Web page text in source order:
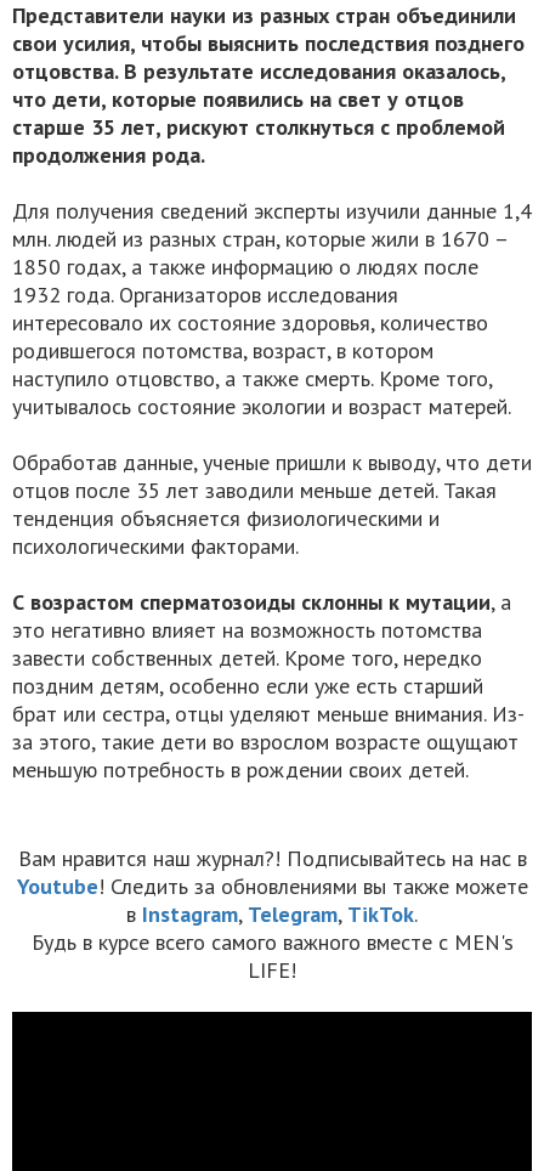
Представители науки из разных стран объединили
свои усилия, чтобы выяснить последствия позднего
отцовства. В результате исследования оказалось,
что дети, которые появились на свет у отцов
старше 35 лет, рискуют столкнуться с проблемой
продолжения рода.
Для получения сведений эксперты изучили данные 1,4
млн. людей из разных стран, которые жили в 1670 –
1850 годах, а также информацию о людях после
1932 года. Организаторов исследования
интересовало их состояние здоровья, количество
родившегося потомства, возраст, в котором
наступило отцовство, а также смерть. Кроме того,
учитывалось состояние экологии и возраст матерей.
Обработав данные, ученые пришли к выводу, что дети
отцов после 35 лет заводили меньше детей. Такая
тенденция объясняется физиологическими и
психологическими факторами.
С возрастом сперматозоиды склонны к мутации, а
это негативно влияет на возможность потомства
завести собственных детей. Кроме того, нередко
поздним детям, особенно если уже есть старший
брат или сестра, отцы уделяют меньше внимания. Из-
за этого, такие дети во взрослом возрасте ощущают
меньшую потребность в рождении своих детей.
Вам нравится наш журнал?! Подписывайтесь на нас в
Youtube! Следить за обновлениями вы также можете
в Instagram, Telegram, TikTok.
Будь в курсе всего самого важного вместе с MEN's
LIFE!